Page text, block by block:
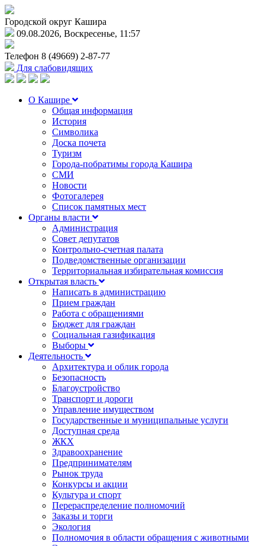
Городской округ Кашира
09.08.2026, Воскресенье, 11:57
Телефон 8 (49669) 2-87-77
Для слабовидящих
О Кашире
Общая информация
История
Символика
Доска почета
Туризм
Города-побратимы города Кашира
СМИ
Новости
Фотогалерея
Список памятных мест
Органы власти
Администрация
Совет депутатов
Контрольно-счетная палата
Подведомственные организации
Территориальная избирательная комиссия
Открытая власть
Написать в администрацию
Прием граждан
Работа с обращениями
Бюджет для граждан
Социальная газификация
Выборы
Деятельность
Архитектура и облик города
Безопасность
Благоустройство
Транспорт и дороги
Управление имуществом
Государственные и муниципальные услуги
Доступная среда
ЖКХ
Здравоохранение
Предпринимателям
Рынок труда
Конкурсы и акции
Культура и спорт
Перераспределение полномочий
Заказы и торги
Экология
Полномочия в области обращения с животными